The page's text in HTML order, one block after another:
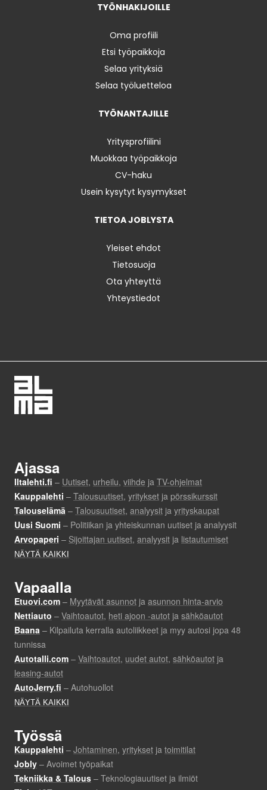
TYÖNHAKIJOILLE
Oma profiili
Etsi työpaikkoja
Selaa yrityksiä
Selaa työluetteloa
TYÖNANTAJILLE
Yritysprofiilini
Muokkaa työpaikkoja
CV-haku
Usein kysytyt kysymykset
TIETOA JOBLYSTA
Yleiset ehdot
Tietosuoja
Ota yhteyttä
Yhteystiedot